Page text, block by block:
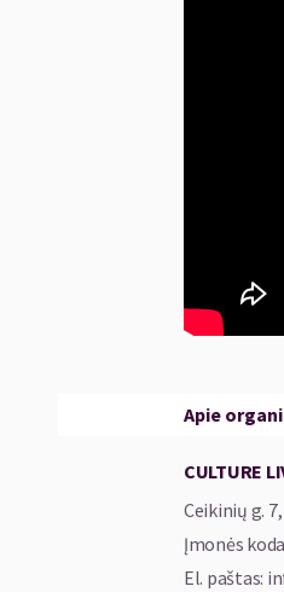
Apie
CULTURE
Ceikinių g.
Įmonės
El. paštas: